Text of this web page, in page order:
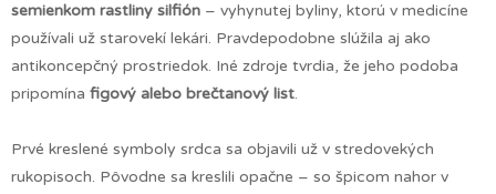
semienkom rastliny silfión – vyhynutej byliny, ktorú v medicíne
používali už starovekí lekári. Pravdepodobne slúžila aj ako
antikoncepčný prostriedok. Iné zdroje tvrdia, že jeho podoba
pripomína figový alebo brečtanový list.
Prvé kreslené symboly srdca sa objavili už v stredovekých
rukopisoch. Pôvodne sa kreslili opačne – so špicom nahor v